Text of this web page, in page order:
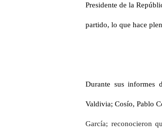
Presidente de la
partido, lo que hace
Durante sus informes
Valdivia; Cosío, Pablo
García; reconocieron